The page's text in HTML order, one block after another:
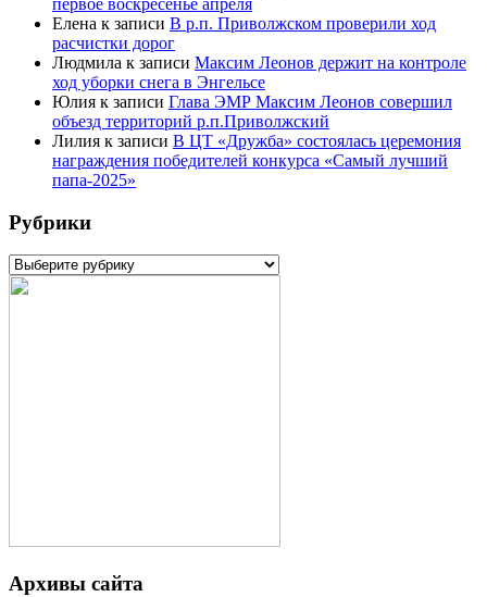
первое воскресенье апреля
Елена к записи В р.п. Приволжском проверили ход
расчистки дорог
Людмила к записи Максим Леонов держит на контроле
ход уборки снега в Энгельсе
Юлия к записи Глава ЭМР Максим Леонов совершил
объезд территорий р.п.Приволжский
Лилия к записи В ЦТ «Дружба» состоялась церемония
награждения победителей конкурса «Самый лучший
папа-2025»
Рубрики
Рубрики
Архивы сайта